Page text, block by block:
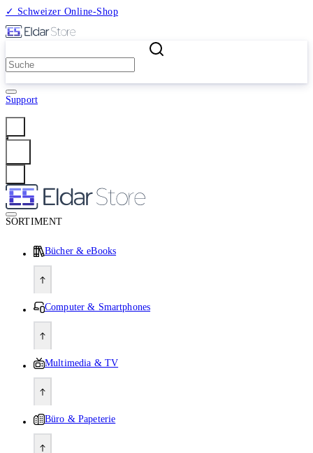
✓ Schweizer Online-Shop
Support
SORTIMENT
Bücher & eBooks
Computer & Smartphones
Multimedia & TV
Büro & Papeterie